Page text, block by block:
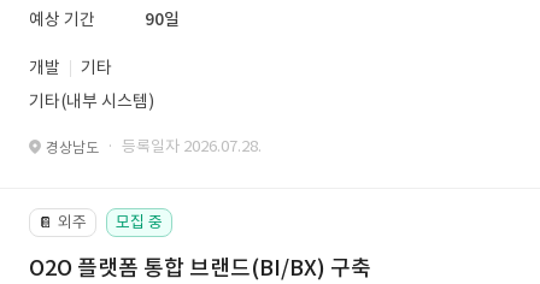
예상 기간
90일
개발
기타
기타(내부 시스템)
경상남도 · 등록일자 2026.07.28.
📔 외주 모집 중
O2O 플랫폼 통합 브랜드(BI/BX) 구축